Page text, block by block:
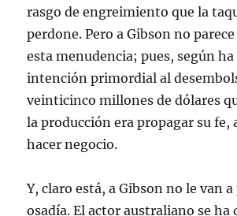
rasgo de engreimiento que la
perdone. Pero a Gibson no
esta menudencia; pues, según
intención primordial al
veinticinco millones de dólares
la producción era propagar su fe,
hacer negocio.
Y, claro está, a Gibson no le van
osadía. El actor australiano se ha